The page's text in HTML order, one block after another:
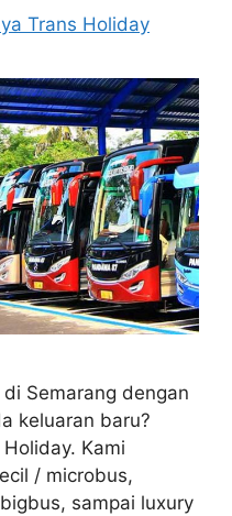
Trans Holiday
Semarang dengan
keluaran baru?
Kami
/ microbus,
sampai luxury